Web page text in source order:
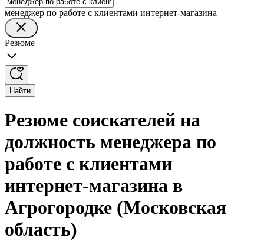
менеджер по работе с клиентами интернет-магазина
Резюме
Найти
Резюме соискателей на
должность менеджера по
работе с клиентами
интернет-магазина в
Агрогородке (Московская
область)